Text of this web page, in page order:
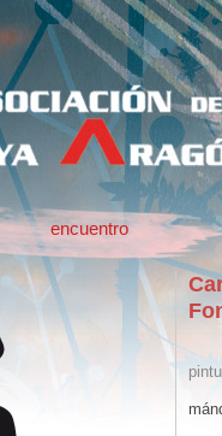
encuentro